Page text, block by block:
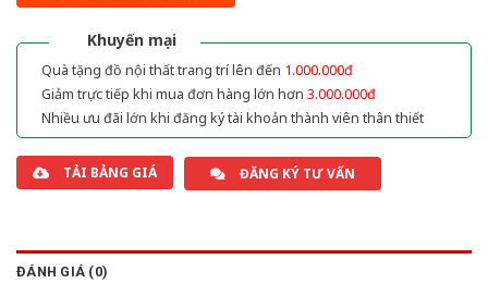
Khuyến mại
Quà tặng đồ nội thất trang trí lên đến 1.000.000đ
Giảm trực tiếp khi mua đơn hàng lớn hơn 3.000.000đ
Nhiều ưu đãi lớn khi đăng ký tài khoản thành viên thân thiết
TẢI BẢNG GIÁ ĐĂNG KÝ TƯ VẤN
ĐÁNH GIÁ (0)